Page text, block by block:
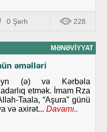
0 Şərh 228
MƏNƏVIYYAT
əməlləri
(ə) və Kərbəla
etmək. İmam Rza
Taala, “Aşura” günü
və axirət... Davamı..